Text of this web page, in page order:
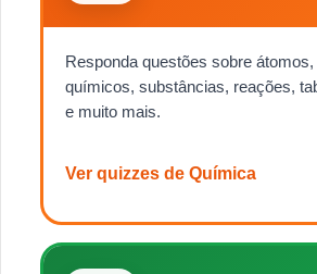
Responda questões sobre
químicos, substâncias, reações,
e muito mais.
Ver quizzes de Química